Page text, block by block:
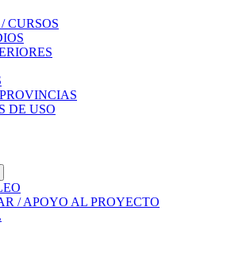
CURSOS
DE USO
/ APOYO AL PROYECTO